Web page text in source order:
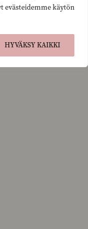
evästeidemme käytön
HYVÄKSY KAIKKI